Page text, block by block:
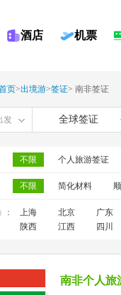
酒店 机票
页>出境游>签证> 南非签证
发 全球签证
不限 个人旅游签证
不限 简化材料
： 上海 北京 广东
陕西
江西 四川
南非个人旅